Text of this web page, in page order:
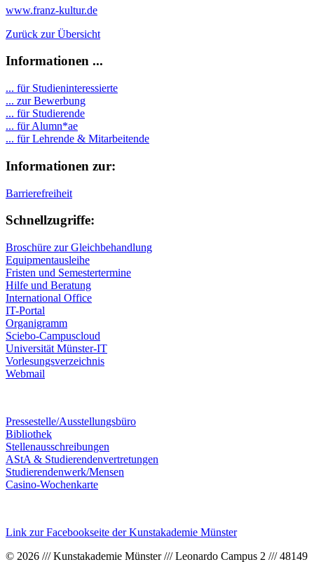
www.franz-kultur.de
Zurück zur Übersicht
Informationen ...
... für Studieninteressierte
... zur Bewerbung
... für Studierende
... für Alumn*ae
... für Lehrende & Mitarbeitende
Informationen zur:
Barrierefreiheit
Schnellzugriffe:
Broschüre zur Gleichbehandlung
Equipmentausleihe
Fristen und Semestertermine
Hilfe und Beratung
International Office
IT-Portal
Organigramm
Sciebo-Campuscloud
Universität Münster-IT
Vorlesungsverzeichnis
Webmail
Pressestelle/Ausstellungsbüro
Bibliothek
Stellenausschreibungen
AStA & Studierendenvertretungen
Studierendenwerk/Mensen
Casino-Wochenkarte
Link zur Facebookseite der Kunstakademie Münster
© 2026 /// Kunstakademie Münster /// Leonardo Campus 2 /// 48149